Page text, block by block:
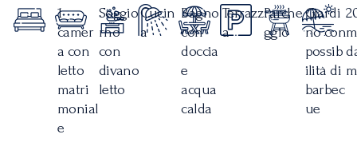
1
camer
a con
letto
matri
monial
e
Soggio
rno
con
divano
letto
Cucin
a
Bagno
con
doccia
e
acqua
calda
Terrazz
a
Parche
ggio
Giardi
no con
possib
ilità di
barbec
ue